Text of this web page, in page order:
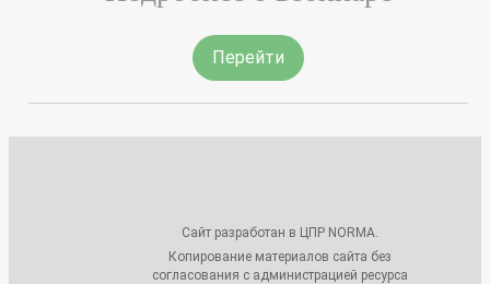
Перейти
Сайт разработан в ЦПР NORMA.
Копирование материалов сайта без
согласования с администрацией ресурса